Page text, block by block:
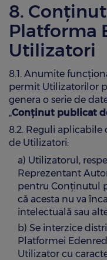
8.
Platforma
Utilizatori
8.1. Anumite
permit Utilizatorilor
genera o serie de
„Conținut publicat
8.2. Reguli
de Utilizatori:
a) Utilizatorul,
Reprezentant
pentru Conținutul
că acesta nu va
intelectuală sau
b) Se interzice
Platformei
Utilizator cu